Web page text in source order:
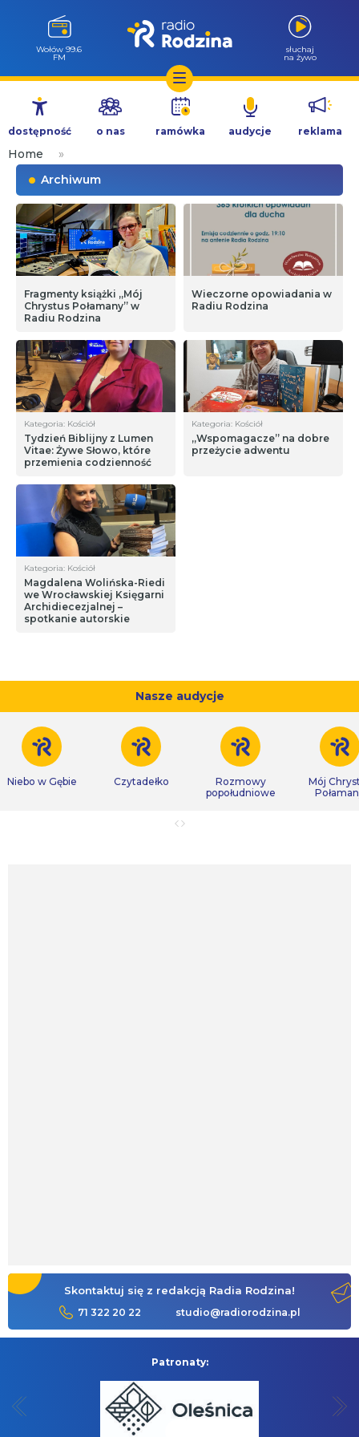
Przejdź
treści
Wołów 99.6
FM
słuchaj
na żywo
dostępność o nas ramówka audycje reklama
Home
»
Archiwum
Fragmenty książki „Mój
Chrystus Połamany” w
Radiu Rodzina
Wieczorne opowiadania w
Radiu Rodzina
Kategoria: Kościół
Tydzień Biblijny z Lumen
Vitae: Żywe Słowo, które
przemienia codzienność
Kategoria: Kościół
„Wspomagacze” na dobre
przeżycie adwentu
Kategoria: Kościół
Magdalena Wolińska-Riedi
we Wrocławskiej Księgarni
Archidiecezjalnej –
spotkanie autorskie
Nasze audycje
Niebo w Gębie Czytadełko
Rozmowy
popołudniowe
Mój
Skontaktuj się z redakcją Radia Rodzina!
71 322 20 22 studio@radiorodzina.pl
Patronaty: